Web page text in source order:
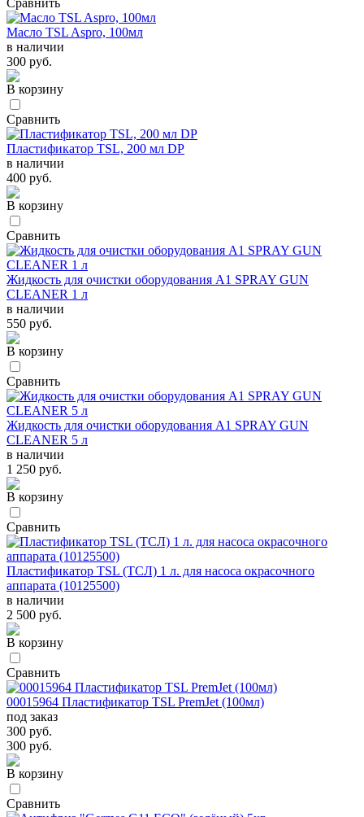
Масло TSL Aspro, 100мл
в наличии
300 руб.
В корзину
Сравнить
Пластификатор TSL, 200 мл DP
в наличии
400 руб.
В корзину
Сравнить
Жидкость для очистки оборудования А1 SPRAY GUN
CLEANER 1 л
в наличии
550 руб.
В корзину
Сравнить
Жидкость для очистки оборудования А1 SPRAY GUN
CLEANER 5 л
в наличии
1 250 руб.
В корзину
Сравнить
Пластификатор TSL (ТСЛ) 1 л. для насоса окрасочного
аппарата (10125500)
в наличии
2 500 руб.
В корзину
Сравнить
00015964 Пластификатор TSL PremJet (100мл)
под заказ
300 руб.
300 руб.
В корзину
Сравнить